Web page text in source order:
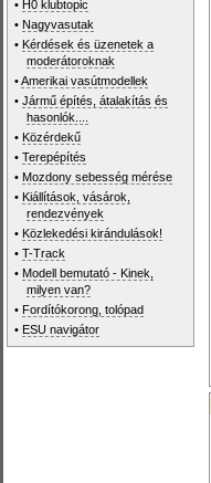
• H0 klubtopic
• Nagyvasutak
• Kérdések és üzenetek a
moderátoroknak
•Amerikai vasútmodellek
•Jármű építés, átalakítás és
hasonlók....
• Közérdekű
•Terepépítés
• Mozdony sebesség mérése
• Kiállítások, vásárok,
rendezvények
• Közlekedési kirándulások!
•T-Track
• Modell bemutató - Kinek,
milyen van?
• Fordítókorong, tolópad
• ESU navigátor